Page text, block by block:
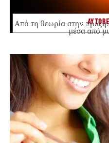
Από τη θεωρία στην
μέσα από